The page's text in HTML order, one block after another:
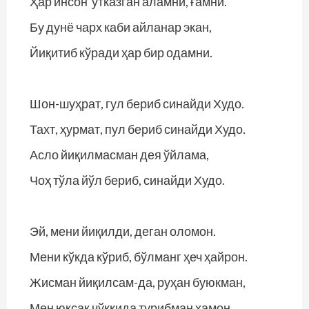
Бу дунё чарх каби айланар экан,
Йиқитиб кўради ҳар бир одамни.
Шон-шуҳрат, гул бериб синайди Худо.
Тахт, ҳурмат, пул бериб синайди Худо.
Асло йиқилмасман дея ўйлама,
Чоҳ тўла йўл бериб, синайди Худо.
Эй, мени йиқилди, деган оломон.
Мени кўкда кўриб, бўлманг ҳеч ҳайрон.
Жисман йиқилсам-да, руҳан буюкман,